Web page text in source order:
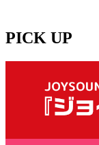
PICK UP